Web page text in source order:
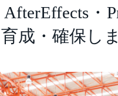
・
成・確保し